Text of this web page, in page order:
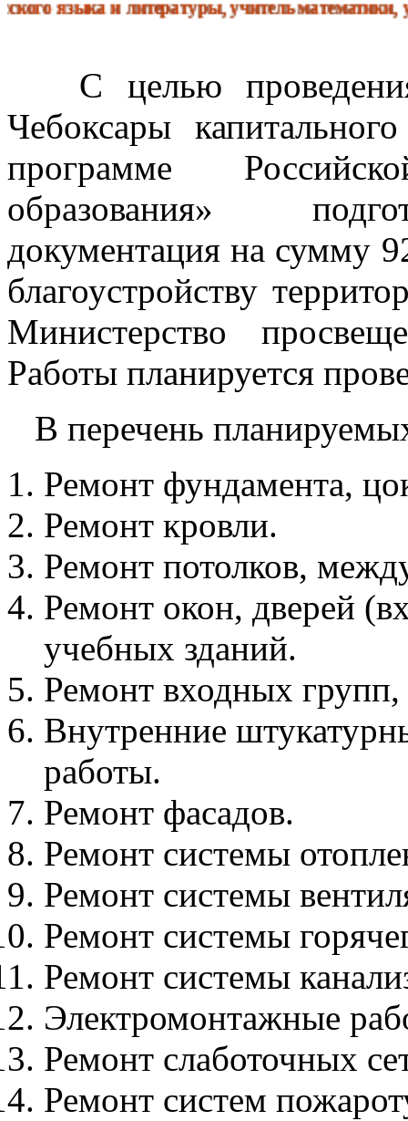
языка и литературы, учитель математики,
С целью
Чебоксары
программе
образования»
документация на сумму
благоустройству
Министерство
Работы планируется
В перечень
Ремонт фундамента,
Ремонт кровли.
Ремонт потолков,
Ремонт окон, дверей
учебных зданий.
Ремонт входных
Внутренние
работы.
Ремонт фасадов.
Ремонт системы
Ремонт системы
Ремонт системы
Ремонт системы
Электромонтажные
Ремонт слаботочных
Ремонт систем